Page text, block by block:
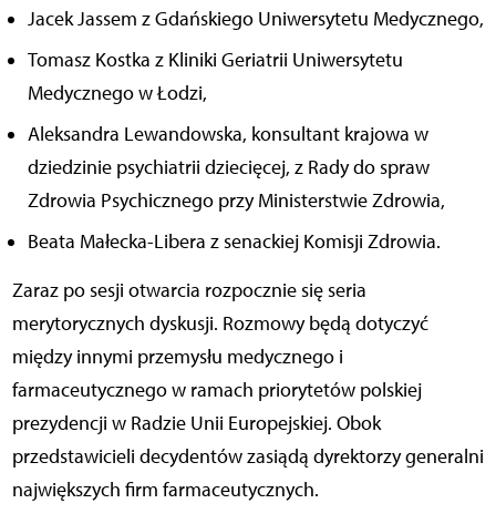
Jacek Jassem z Gdańskiego Uniwersytetu Medycznego,
Tomasz Kostka z Kliniki Geriatrii Uniwersytetu
Medycznego w Łodzi,
Aleksandra Lewandowska, konsultant krajowa w
dziedzinie psychiatrii dziecięcej, z Rady do spraw
Zdrowia Psychicznego przy Ministerstwie Zdrowia,
Beata Małecka-Libera z senackiej Komisji Zdrowia.
Zaraz po sesji otwarcia rozpocznie się seria
merytorycznych dyskusji. Rozmowy będą dotyczyć
między innymi przemysłu medycznego i
farmaceutycznego w ramach priorytetów polskiej
prezydencji w Radzie Unii Europejskiej. Obok
przedstawicieli decydentów zasiądą dyrektorzy generalni
największych firm farmaceutycznych.